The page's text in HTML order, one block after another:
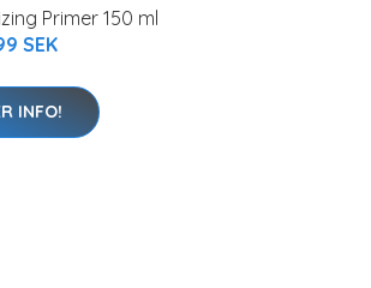
Primer 150 ml
SEK
INFO!